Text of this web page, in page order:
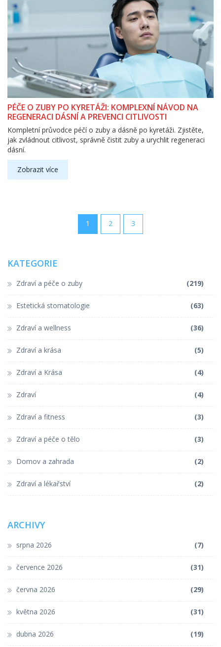
PÉČE O ZUBY PO KYRETÁŽI: KOMPLEXNÍ NÁVOD NA
REGENERACI DÁSNÍ A PREVENCI CITLIVOSTI
Kompletní průvodce péčí o zuby a dásně po kyretáži. Zjistěte,
jak zvládnout citlivost, správně čistit zuby a urychlit regeneraci
dásní.
Zobrazit více
1 2 3
KATEGORIE
Zdraví a péče o zuby (219)
Estetická stomatologie (63)
Zdraví a wellness (36)
Zdraví a krása (5)
Zdraví a Krása (4)
Zdraví (4)
Zdraví a fitness (3)
Zdraví a péče o tělo (3)
Domov a zahrada (2)
Zdraví a lékařství (2)
ARCHIVY
srpna 2026 (7)
července 2026 (31)
června 2026 (29)
května 2026 (31)
dubna 2026 (19)